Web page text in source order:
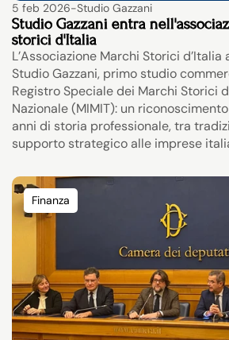
5 feb 2026-Studio Gazzani
Studio Gazzani entra
storici d'Italia
L’Associazione Marchi Storici
Studio Gazzani, primo studio
Registro Speciale dei Marchi Storici
Nazionale (MIMIT): un
anni di storia professionale, tra
supporto strategico alle imprese
Finanza